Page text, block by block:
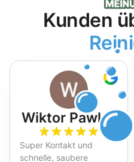
Kunden
Wiktor Pawlak
Super Kontakt und
schnelle, saubere